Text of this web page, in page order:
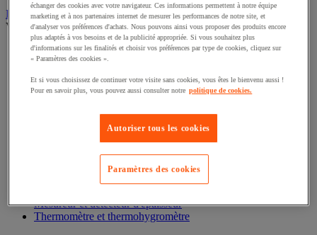
Instrument de mesure
Voir toute la catégorie
Balance industrielle
Compteur et compteur-métreur
Dynamomètre
Équipement optique
Mesure de distance
Mesure de la vitesse
Mesure de l'environnement
Mesure d'électricité
Mesure du temps
Mesureur et détecteur d'épaisseur
Thermomètre et thermohygromètre
échanger des cookies avec votre navigateur. Ces informations permettent à notre équipe
marketing et à nos partenaires internet de mesurer les performances de notre site, et
d'analyser vos préférences d'achats. Nous pouvons ainsi vous proposer des produits encore
plus adaptés à vos besoins et de la publicité appropriée. Si vous souhaitez plus
d'informations sur les finalités et choisir vos préférences par type de cookies, cliquez sur
« Paramètres des cookies ».
Et si vous choisissez de continuer votre visite sans cookies, vous êtes le bienvenu aussi !
Pour en savoir plus, vous pouvez aussi consulter notre politique de cookies.
Autoriser tous les cookies
Paramètres des cookies